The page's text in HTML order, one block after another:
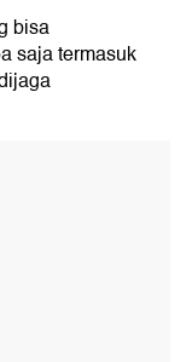
bisa
saja termasuk